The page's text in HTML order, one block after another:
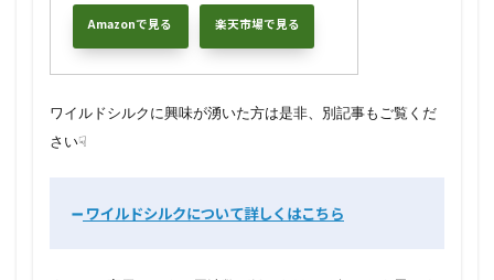
Amazonで見る 楽天市場で見る
ワイルドシルクに興味が湧いた方は是非、別記事もご覧くだ
さい☟
➖ ワイルドシルクについて詳しくはこちら